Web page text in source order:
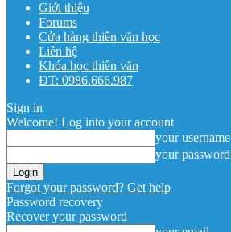
Giới thiệu
Forums
Cửa hàng thiên văn học
Liên hệ
Khóa học thiên văn
ĐT: 0986.666.987
Sign in
Welcome! Log into your account
your username
your password
Forgot your password? Get help
Password recovery
Recover your password